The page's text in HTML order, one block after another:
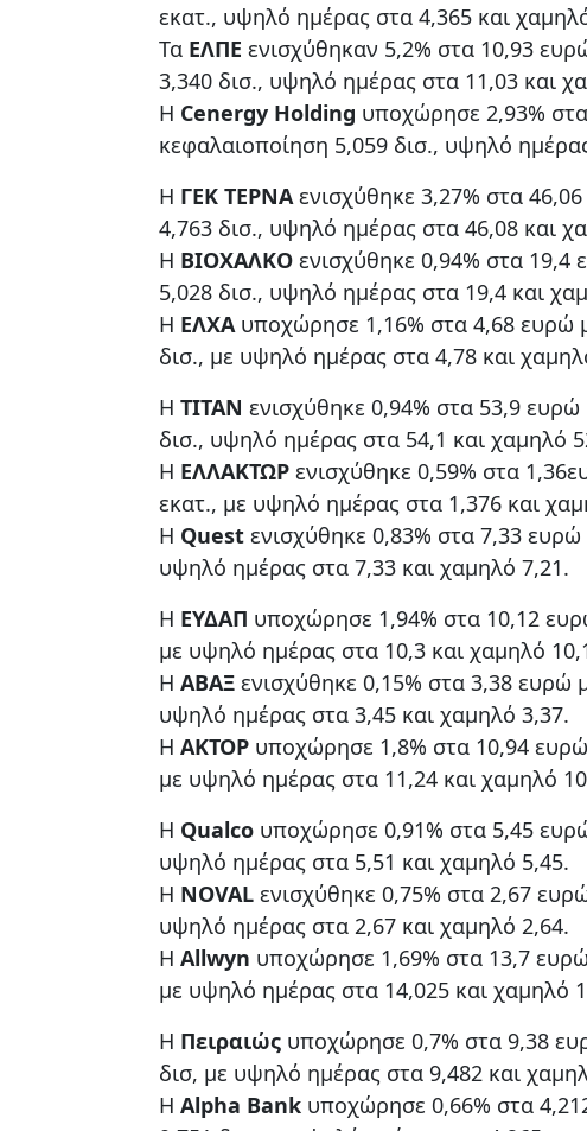
εκατ., υψηλό ημέρας στα 4,365 και
Τα ΕΛΠΕ ενισχύθηκαν 5,2% στα 10,93
3,340 δισ., υψηλό ημέρας στα 11,03 και
Η Cenergy Holding υποχώρησε 2,93%
κεφαλαιοποίηση 5,059 δισ., υψηλό
Η ΓΕΚ ΤΕΡΝΑενισχύθηκε 3,27% στα
4,763 δισ., υψηλό ημέρας στα 46,08 και
Η ΒΙΟΧΑΛΚΟ ενισχύθηκε 0,94% στα
5,028 δισ., υψηλό ημέρας στα 19,4 και
Η ΕΛΧΑυποχώρησε 1,16% στα 4,68 ευρώ
δισ., με υψηλό ημέρας στα 4,78 και
Η ΤΙΤΑΝ ενισχύθηκε 0,94% στα 53,9
δισ., υψηλό ημέρας στα 54,1 και χαμηλό
Η ΕΛΛΑΚΤΩΡ ενισχύθηκε 0,59% στα
εκατ., με υψηλό ημέρας στα 1,376 και
Η Quest ενισχύθηκε 0,83% στα 7,33
υψηλό ημέρας στα 7,33 και χαμηλό 7,21.
Η ΕΥΔΑΠ υποχώρησε 1,94% στα 10,12
με υψηλό ημέρας στα 10,3 και χαμηλό
Η ΑΒΑΞ ενισχύθηκε 0,15% στα 3,38 ευρώ
υψηλό ημέρας στα 3,45 και χαμηλό 3,37.
Η ΑΚΤΟΡ υποχώρησε 1,8% στα 10,94
με υψηλό ημέρας στα 11,24 και χαμηλό
Η Qualco υποχώρησε 0,91% στα 5,45
υψηλό ημέρας στα 5,51 και χαμηλό 5,45.
Η NOVAL ενισχύθηκε 0,75% στα 2,67
υψηλό ημέρας στα 2,67 και χαμηλό 2,64.
Η Allwyn υποχώρησε 1,69% στα 13,7
με υψηλό ημέρας στα 14,025 και χαμηλό
Η Πειραιώς υποχώρησε 0,7% στα 9,38
δισ, με υψηλό ημέρας στα 9,482 και
Η Alpha Bank υποχώρησε 0,66% στα